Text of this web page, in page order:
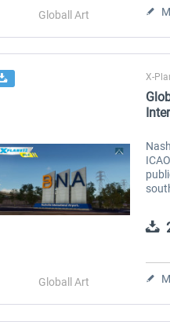
9,95 € *
Globall Art
Globall Art
X-